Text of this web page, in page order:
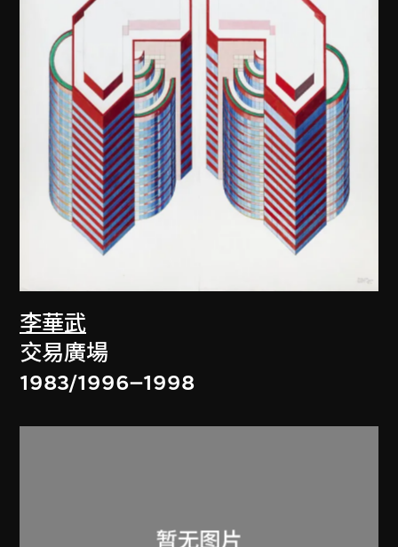
李華武
交易廣場
1983/1996–1998